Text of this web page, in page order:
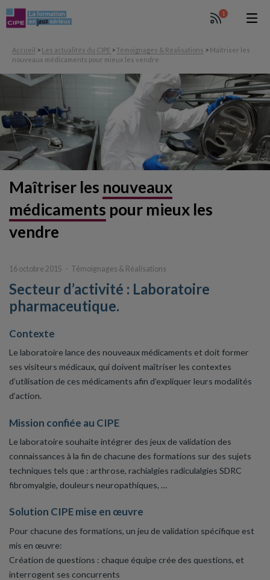
1
Accueil > Les actualités du CIPE > Témoignages & Réalisations > Maîtriser les
nouveaux médicaments pour mieux les vendre
Maîtriser les nouveaux
médicaments pour mieux les
vendre
16 octobre 2015 Témoignages & Réalisations
Secteur d’activité : Laboratoire
pharmaceutique.
Contexte
Le laboratoire lance des nouveaux médicaments et doit former
ses visiteurs médicaux, qui doivent maîtriser les contextes
d’utilisation de ces médicaments afin d’expliquer leurs modalités
d’action.
Mission confiée au CIPE
Le laboratoire souhaite intégrer des jeux de validation des
connaissances à la fin de chacune des formations sur des sujets
techniques tels que : arthrose, rachialgies radiculalgies SDRC
fibromyalgie, douleurs neuropathiques, …
Solution CIPE mise en œuvre
Pour chacune des formations, un jeu de validation spécifique est
mis en œuvre:
Création de questions : chaque équipe crée des questions, et
interrogent ses concurrents